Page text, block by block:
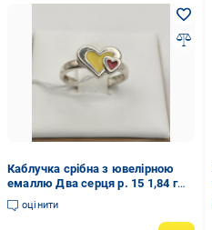
Каблучка срібна з ювелірною
емаллю Два серця р. 15 1,84 г
(3039557809)
оцінити